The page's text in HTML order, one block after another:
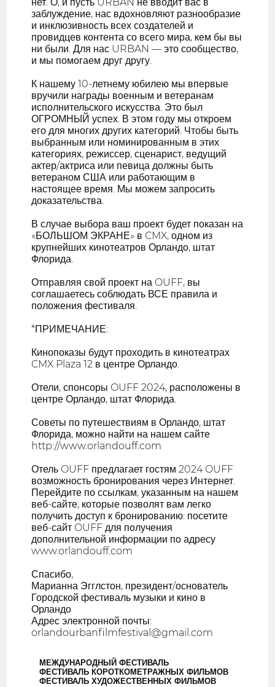
нет. О, и пусть URBAN не вводит вас в
заблуждение, нас вдохновляют разнообразие
и инклюзивность всех создателей и
провидцев контента со всего мира, кем бы вы
ни были. Для нас URBAN — это сообщество,
и мы помогаем друг другу.
К нашему 10-летнему юбилею мы впервые
вручили награды военным и ветеранам
исполнительского искусства. Это был
ОГРОМНЫЙ успех. В этом году мы откроем
его для многих других категорий. Чтобы быть
выбранным или номинированным в этих
категориях, режиссер, сценарист, ведущий
актер/актриса или певица должны быть
ветераном США или работающим в
настоящее время. Мы можем запросить
доказательства.
В случае выбора ваш проект будет показан на
«БОЛЬШОМ ЭКРАНЕ» в CMX, одном из
крупнейших кинотеатров Орландо, штат
Флорида.
Отправляя свой проект на OUFF, вы
соглашаетесь соблюдать ВСЕ правила и
положения фестиваля.
*ПРИМЕЧАНИЕ:
Кинопоказы будут проходить в кинотеатрах
CMX Plaza 12 в центре Орландо.
Отели, спонсоры OUFF 2024, расположены в
центре Орландо, штат Флорида.
Советы по путешествиям в Орландо, штат
Флорида, можно найти на нашем сайте
http://www.orlandouff.com
Отель OUFF предлагает гостям 2024 OUFF
возможность бронирования через Интернет.
Перейдите по ссылкам, указанным на нашем
веб-сайте, которые позволят вам легко
получить доступ к бронированию: посетите
веб-сайт OUFF для получения
дополнительной информации по адресу
www.orlandouff.com
Спасибо,
Марианна Эгглстон, президент/основатель
Городской фестиваль музыки и кино в
Орландо
Адрес электронной почты:
orlandourbanfilmfestival@gmail.com
МЕЖДУНАРОДНЫЙ ФЕСТИВАЛЬ
ФЕСТИВАЛЬ КОРОТКОМЕТРАЖНЫХ ФИЛЬМОВ
ФЕСТИВАЛЬ ХУДОЖЕСТВЕННЫХ ФИЛЬМОВ